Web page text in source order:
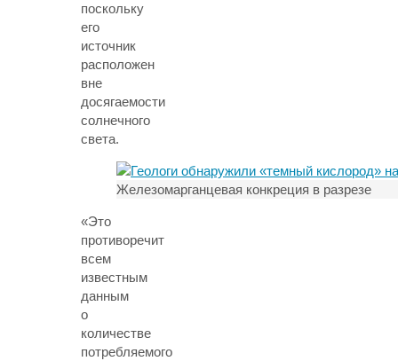
поскольку
его
источник
расположен
вне
досягаемости
солнечного
света.
Железомарганцевая конкреция в разрезе
«Это
противоречит
всем
известным
данным
о
количестве
потребляемого